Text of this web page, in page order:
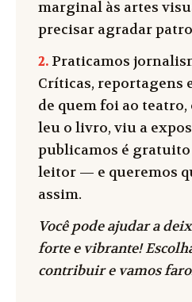
marginal às artes
precisar agradar
2. Praticamos
Críticas, reportagens
de quem foi ao
leu o livro, viu a
publicamos é
leitor — e queremos
assim.
Você pode ajudar a
forte e vibrante!
contribuir e vamos